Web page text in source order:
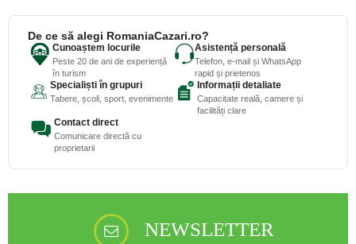
De ce să alegi RomaniaCazari.ro?
Cunoaștem locurile
Peste 20 de ani de experiență
în turism
Asistență personală
Telefon, e-mail și WhatsApp
rapid și prietenos
Specialiști în grupuri
Tabere, școli, sport, evenimente
Informații detaliate
Capacitate reală, camere și
facilități clare
Contact direct
Comunicare directă cu
proprietarii
NEWSLETTER